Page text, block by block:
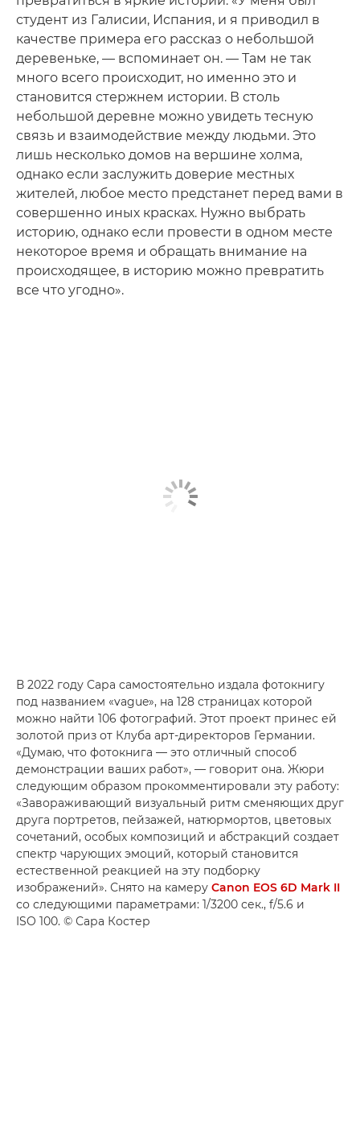
студент из Галисии, Испания, и я приводил в
качестве примера его рассказ о небольшой
деревеньке, — вспоминает он. — Там не так
много всего происходит, но именно это и
становится стержнем истории. В столь
небольшой деревне можно увидеть тесную
связь и взаимодействие между людьми. Это
лишь несколько домов на вершине холма,
однако если заслужить доверие местных
жителей, любое место предстанет перед вами в
совершенно иных красках. Нужно выбрать
историю, однако если провести в одном месте
некоторое время и обращать внимание на
происходящее, в историю можно превратить
все что угодно».
В 2022 году Сара самостоятельно издала фотокнигу
под названием «vague», на 128 страницах которой
можно найти 106 фотографий. Этот проект принес ей
золотой приз от Клуба арт-директоров Германии.
«Думаю, что фотокнига — это отличный способ
демонстрации ваших работ», — говорит она. Жюри
следующим образом прокомментировали эту работу:
«Завораживающий визуальный ритм сменяющих друг
друга портретов, пейзажей, натюрмортов, цветовых
сочетаний, особых композиций и абстракций создает
спектр чарующих эмоций, который становится
естественной реакцией на эту подборку
изображений». Снято на камеру Canon EOS 6D Mark II
со следующими параметрами: 1/3200 сек., f/5.6 и
ISO 100. © Сара Костер